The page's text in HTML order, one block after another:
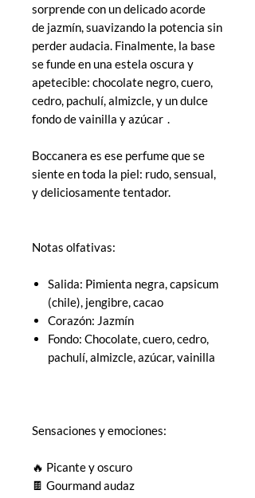
sorprende con un delicado acorde
de jazmín, suavizando la potencia sin
perder audacia. Finalmente, la base
se funde en una estela oscura y
apetecible: chocolate negro, cuero,
cedro, pachulí, almizcle, y un dulce
fondo de vainilla y azúcar .
Boccanera es ese perfume que se
siente en toda la piel: rudo, sensual,
y deliciosamente tentador.
Notas olfativas:
Salida: Pimienta negra, capsicum
(chile), jengibre, cacao
Corazón: Jazmín
Fondo: Chocolate, cuero, cedro,
pachulí, almizcle, azúcar, vainilla
Sensaciones y emociones:
🔥 Picante y oscuro
🍫 Gourmand audaz